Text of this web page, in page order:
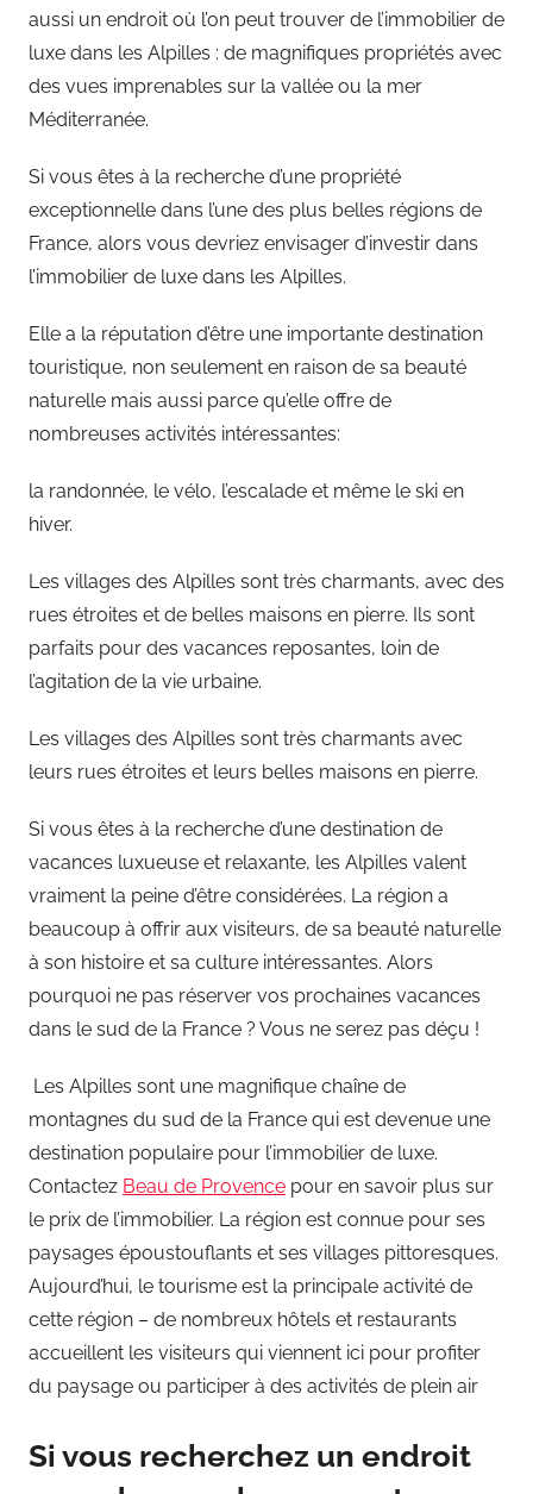
aussi un endroit où l’on peut trouver de l’immobilier de
luxe dans les Alpilles : de magnifiques propriétés avec
des vues imprenables sur la vallée ou la mer
Méditerranée.
Si vous êtes à la recherche d’une propriété
exceptionnelle dans l’une des plus belles régions de
France, alors vous devriez envisager d’investir dans
l’immobilier de luxe dans les Alpilles.
Elle a la réputation d’être une importante destination
touristique, non seulement en raison de sa beauté
naturelle mais aussi parce qu’elle offre de
nombreuses activités intéressantes:
la randonnée, le vélo, l’escalade et même le ski en
hiver.
Les villages des Alpilles sont très charmants, avec des
rues étroites et de belles maisons en pierre. Ils sont
parfaits pour des vacances reposantes, loin de
l’agitation de la vie urbaine.
Les villages des Alpilles sont très charmants avec
leurs rues étroites et leurs belles maisons en pierre.
Si vous êtes à la recherche d’une destination de
vacances luxueuse et relaxante, les Alpilles valent
vraiment la peine d’être considérées. La région a
beaucoup à offrir aux visiteurs, de sa beauté naturelle
à son histoire et sa culture intéressantes. Alors
pourquoi ne pas réserver vos prochaines vacances
dans le sud de la France ? Vous ne serez pas déçu !
Les Alpilles sont une magnifique chaîne de
montagnes du sud de la France qui est devenue une
destination populaire pour l’immobilier de luxe.
Contactez Beau de Provence pour en savoir plus sur
le prix de l’immobilier. La région est connue pour ses
paysages époustouflants et ses villages pittoresques.
Aujourd’hui, le tourisme est la principale activité de
cette région – de nombreux hôtels et restaurants
accueillent les visiteurs qui viennent ici pour profiter
du paysage ou participer à des activités de plein air
Si vous recherchez un endroit